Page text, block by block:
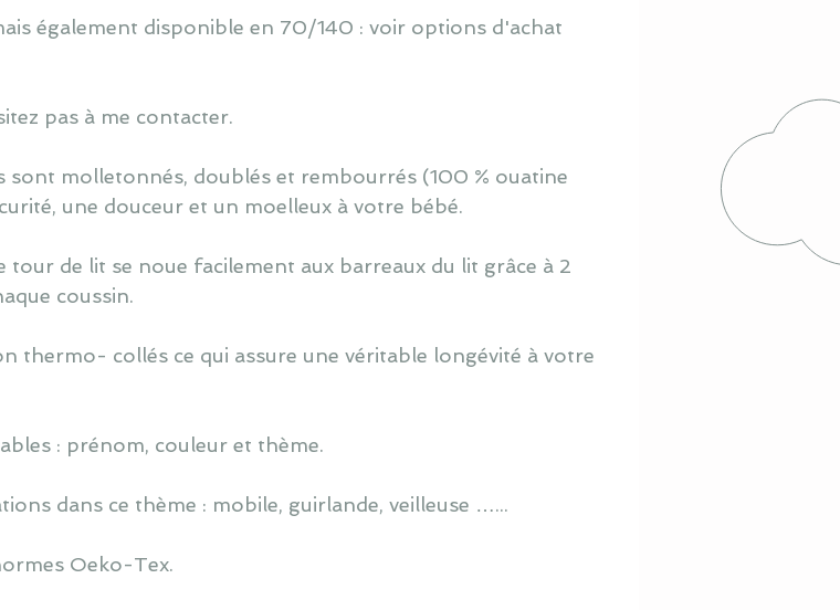
également disponible en 70/140 : voir options d'achat
pas à me contacter.
sont molletonnés, doublés et rembourrés (100 % ouatine
une douceur et un moelleux à votre bébé.
tour de lit se noue facilement aux barreaux du lit grâce à 2
coussin.
thermo- collés ce qui assure une véritable longévité à votre
: prénom, couleur et thème.
dans ce thème : mobile, guirlande, veilleuse …...
Oeko-Tex.